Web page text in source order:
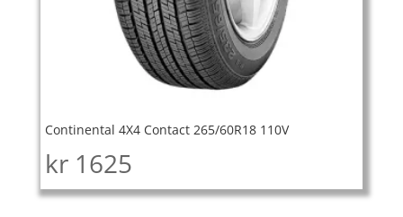
Continental 4X4 Contact 265/60R18 110V
kr 1625